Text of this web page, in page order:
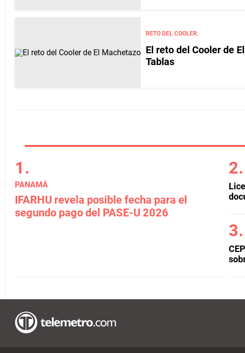
RETO DEL COOLER.
El reto del Cooler de
Tablas
PANAMÁ
IFARHU revela posible fecha para el
segundo pago del PASE-U 2026